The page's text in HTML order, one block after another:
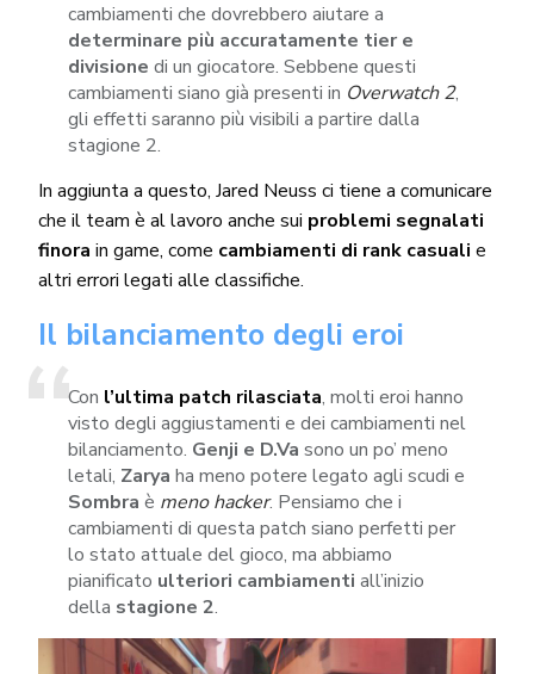
cambiamenti che dovrebbero aiutare a
determinare più accuratamente tier e
divisione di un giocatore. Sebbene questi
cambiamenti siano già presenti in Overwatch 2,
gli effetti saranno più visibili a partire dalla
stagione 2.
In aggiunta a questo, Jared Neuss ci tiene a comunicare
che il team è al lavoro anche sui problemi segnalati
finora in game, come cambiamenti di rank casualie
altri errori legati alle classifiche.
Il bilanciamento degli eroi
Con l’ultima patch rilasciata, molti eroi hanno
visto degli aggiustamenti e dei cambiamenti nel
bilanciamento. Genji e D.Va sono un po’ meno
letali, Zaryaha meno potere legato agli scudi e
Sombra è meno hacker. Pensiamo che i
cambiamenti di questa patch siano perfetti per
lo stato attuale del gioco, ma abbiamo
pianificato ulteriori cambiamentiall’inizio
della stagione 2.